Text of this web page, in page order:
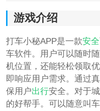
游戏介绍
打车小秘APP是一款安全
车软件。用户可以随时
机位置，还能轻松领取
即响应用户需求。通过
保用户出行安全。对于
的好帮手。可以随意叫